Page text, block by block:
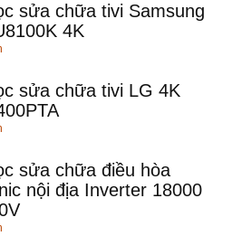
sửa chữa tivi Samsung
4K
sửa chữa tivi LG 4K
sửa chữa điều hòa
nội địa Inverter 18000